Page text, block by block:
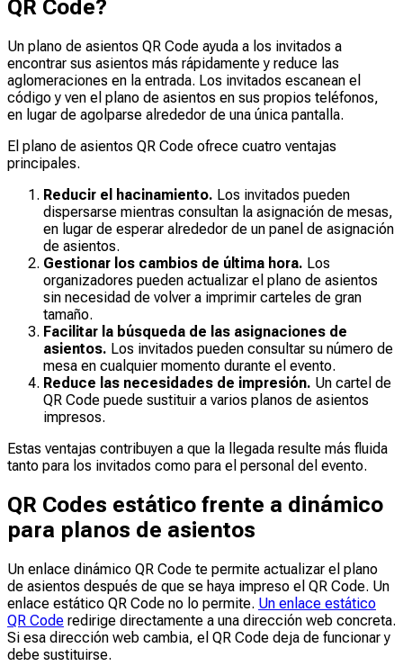
QR Code?
Un plano de asientos QR Code ayuda a los invitados a
encontrar sus asientos más rápidamente y reduce las
aglomeraciones en la entrada. Los invitados escanean el
código y ven el plano de asientos en sus propios teléfonos,
en lugar de agolparse alrededor de una única pantalla.
El plano de asientos QR Code ofrece cuatro ventajas
principales.
Reducir el hacinamiento. Los invitados pueden
dispersarse mientras consultan la asignación de mesas,
en lugar de esperar alrededor de un panel de asignación
de asientos.
Gestionar los cambios de última hora. Los
organizadores pueden actualizar el plano de asientos
sin necesidad de volver a imprimir carteles de gran
tamaño.
Facilitar la búsqueda de las asignaciones de
asientos. Los invitados pueden consultar su número de
mesa en cualquier momento durante el evento.
Reduce las necesidades de impresión. Un cartel de
QR Code puede sustituir a varios planos de asientos
impresos.
Estas ventajas contribuyen a que la llegada resulte más fluida
tanto para los invitados como para el personal del evento.
QR Codes estático frente a dinámico
para planos de asientos
Un enlace dinámico QR Code te permite actualizar el plano
de asientos después de que se haya impreso el QR Code. Un
enlace estático QR Code no lo permite. Un enlace estático
QR Code redirige directamente a una dirección web concreta.
Si esa dirección web cambia, el QR Code deja de funcionar y
debe sustituirse.